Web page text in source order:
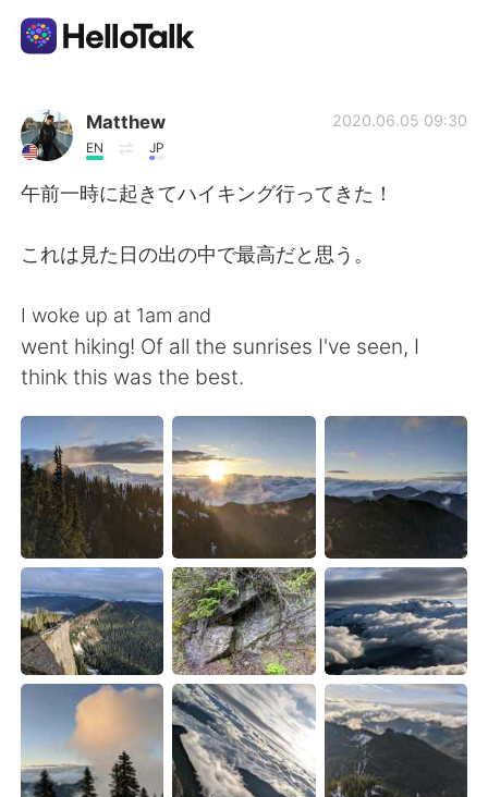
語言交換應用
AI Grammar Checker
English
Español العربية
Français Deutsch
日本語 한국어
Русский ไทย
Indonesia Italiano
Türkçe Tiếng Việt
Português
Matthew
EN JP
2020.06.05 09:30
午前一時に起きてハイキング行ってきた！
これは見た日の出の中で最高だと思う。
I woke up at 1am and
went hiking! Of all the sunrises I've seen, I
think this was the best.